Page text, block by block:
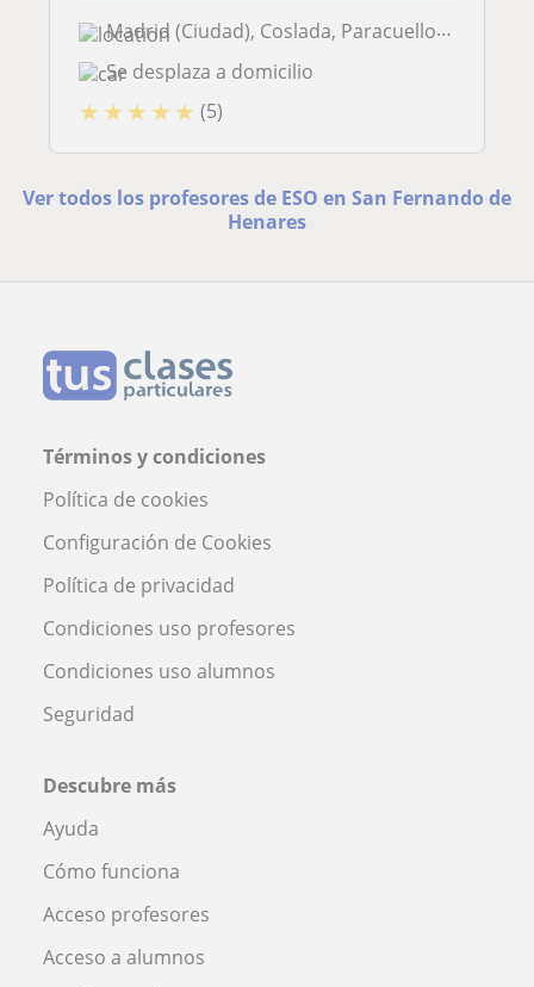
Madrid (Ciudad), Coslada, Paracuellos de Jarama, San Fernando de Henar...
Se desplaza a domicilio
★ ★ ★ ★ ★ (5)
Ver todos los profesores de ESO en San Fernando de
Henares
Términos y condiciones
Política de cookies
Configuración de Cookies
Política de privacidad
Condiciones uso profesores
Condiciones uso alumnos
Seguridad
Descubre más
Ayuda
Cómo funciona
Acceso profesores
Acceso a alumnos